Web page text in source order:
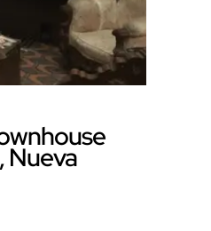
los
del
Nueva